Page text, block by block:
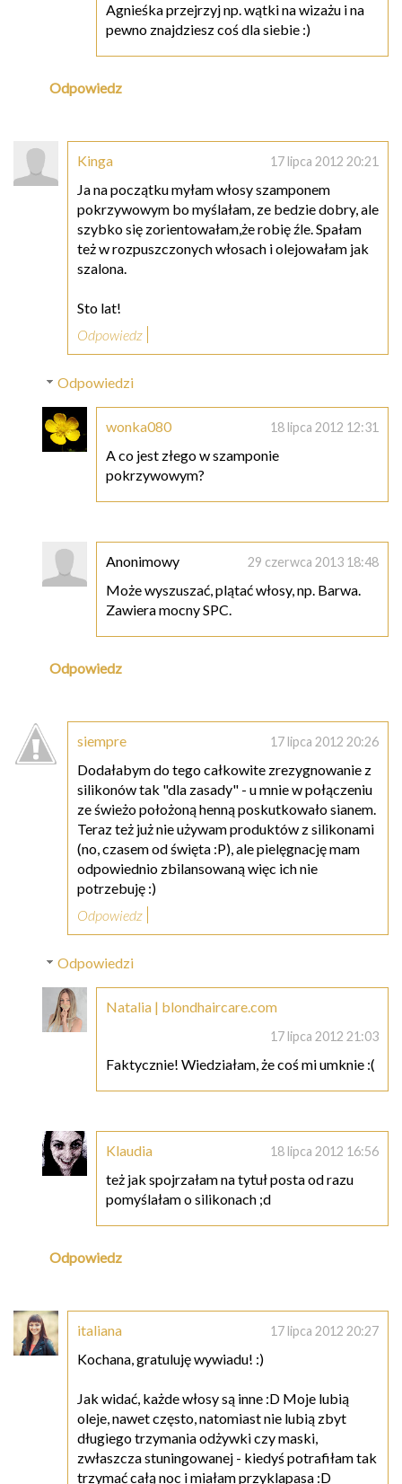
Agnieśka przejrzyj np. wątki na wizażu i na
pewno znajdziesz coś dla siebie :)
Odpowiedz
Kinga 17 lipca 2012 20:21
Ja na początku myłam włosy szamponem
pokrzywowym bo myślałam, ze bedzie dobry, ale
szybko się zorientowałam,że robię źle. Spałam
też w rozpuszczonych włosach i olejowałam jak
szalona.
Sto lat!
Odpowiedz
Odpowiedzi
wonka080 18 lipca 2012 12:31
A co jest złego w szamponie
pokrzywowym?
Anonimowy 29 czerwca 2013 18:48
Może wyszuszać, plątać włosy, np. Barwa.
Zawiera mocny SPC.
Odpowiedz
siempre 17 lipca 2012 20:26
Dodałabym do tego całkowite zrezygnowanie z
silikonów tak "dla zasady" - u mnie w połączeniu
ze świeżo położoną henną poskutkowało sianem.
Teraz też już nie używam produktów z silikonami
(no, czasem od święta :P), ale pielęgnację mam
odpowiednio zbilansowaną więc ich nie
potrzebuję :)
Odpowiedz
Odpowiedzi
Natalia | blondhaircare.com
17 lipca 2012 21:03
Faktycznie! Wiedziałam, że coś mi umknie :(
Klaudia 18 lipca 2012 16:56
też jak spojrzałam na tytuł posta od razu
pomyślałam o silikonach ;d
Odpowiedz
italiana 17 lipca 2012 20:27
Kochana, gratuluję wywiadu! :)
Jak widać, każde włosy są inne :D Moje lubią
oleje, nawet często, natomiast nie lubią zbyt
długiego trzymania odżywki czy maski,
zwłaszcza stuningowanej - kiedyś potrafiłam tak
trzymać całą noc i miałam przyklapasa :D